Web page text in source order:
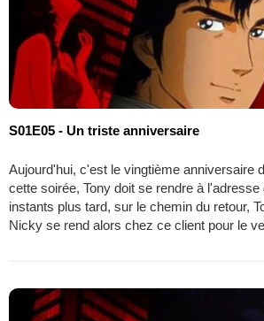
S01E05 - Un triste anniversaire
Aujourd'hui, c'est le vingtième anniversaire
cette soirée, Tony doit se rendre à
instants plus tard, sur le chemin du retour,
Nicky se rend alors chez ce client pour le